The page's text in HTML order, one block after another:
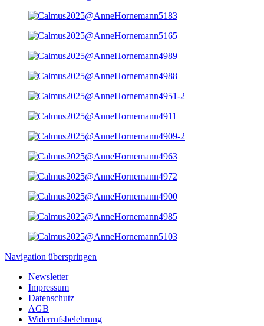
Navigation überspringen
Newsletter
Impressum
Datenschutz
AGB
Widerrufsbelehrung